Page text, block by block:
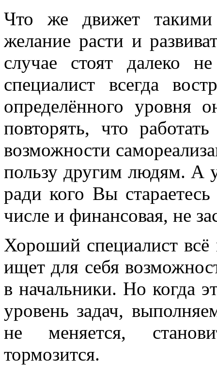
Что же движет
желание расти и
случае стоят далеко
специалист всегда
определённого
повторять, что
возможности
пользу другим людям. А
ради кого Вы
числе и финансовая, не
Хороший специалист всё
ищет для себя
в начальники. Но когда
уровень задач,
не меняется,
тормозится.